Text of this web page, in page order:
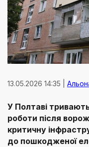
13.05.2026 14:35 |
У Полтаві
роботи після
критичну
до пошкодженої